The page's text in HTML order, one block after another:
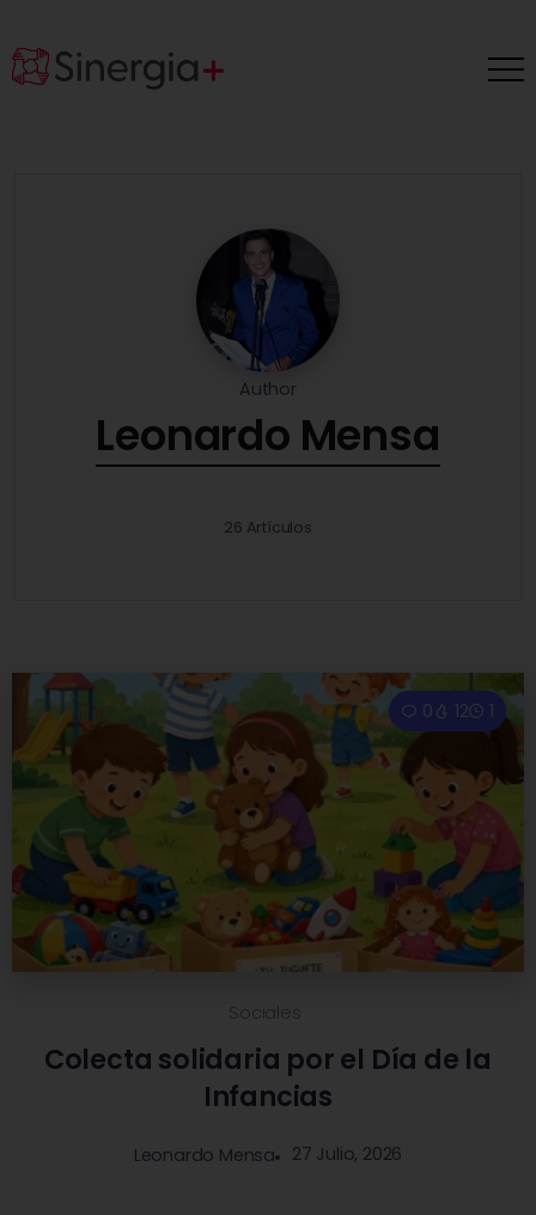
Author
Leonardo Mensa
26 Artículos
0 12 1
Sociales
Colecta solidaria por el Día de la
Infancias
Leonardo Mensa 27 Julio, 2026